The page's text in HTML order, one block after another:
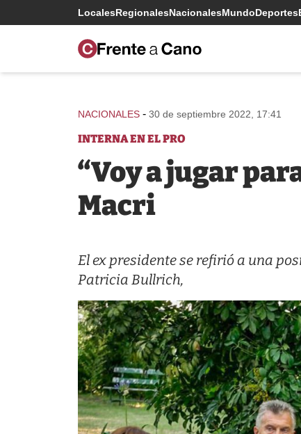
LocalesRegionalesNacionalesMundoDeportes
NACIONALES - 30 de septiembre 2022, 17:41
INTERNA EN EL PRO
“Voy a jugar
Macri
El ex presidente se refirió a una
Patricia Bullrich,